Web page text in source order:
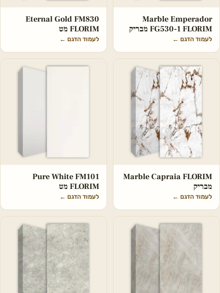
Marble Emperador
FG530-1 FLORIM מבריק
לעמוד הדגם ←
Eternal Gold FM830
FLORIM מט
לעמוד הדגם ←
Marble Capraia FLORIM
מבריק
לעמוד הדגם ←
Pure White FM101
FLORIM מט
לעמוד הדגם ←